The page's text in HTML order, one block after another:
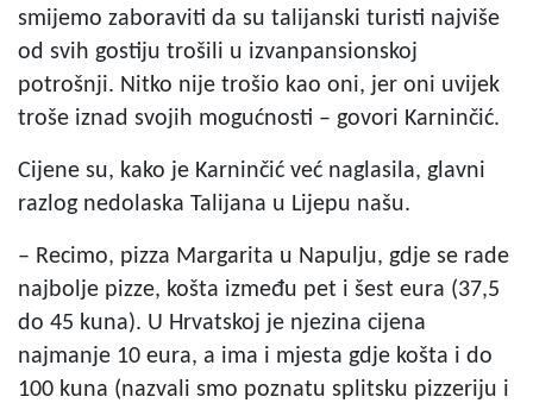
smijemo zaboraviti da su talijanski turisti najviše
od svih gostiju trošili u izvanpansionskoj
potrošnji. Nitko nije trošio kao oni, jer oni uvijek
troše iznad svojih mogućnosti – govori Karninčić.
Cijene su, kako je Karninčić već naglasila, glavni
razlog nedolaska Talijana u Lijepu našu.
– Recimo, pizza Margarita u Napulju, gdje se rade
najbolje pizze, košta između pet i šest eura (37,5
do 45 kuna). U Hrvatskoj je njezina cijena
najmanje 10 eura, a ima i mjesta gdje košta i do
100 kuna (nazvali smo poznatu splitsku pizzeriju i